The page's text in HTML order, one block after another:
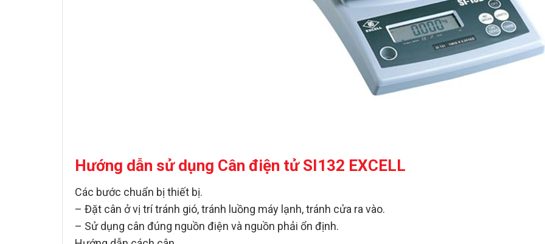
Hướng dẫn sử dụng Cân điện tử SI132 EXCELL
Các bước chuẩn bị thiết bị.
– Đặt cân ở vị trí tránh gió, tránh luồng máy lạnh, tránh cửa ra vào.
– Sử dụng cân đúng nguồn điện và nguồn phải ổn định.